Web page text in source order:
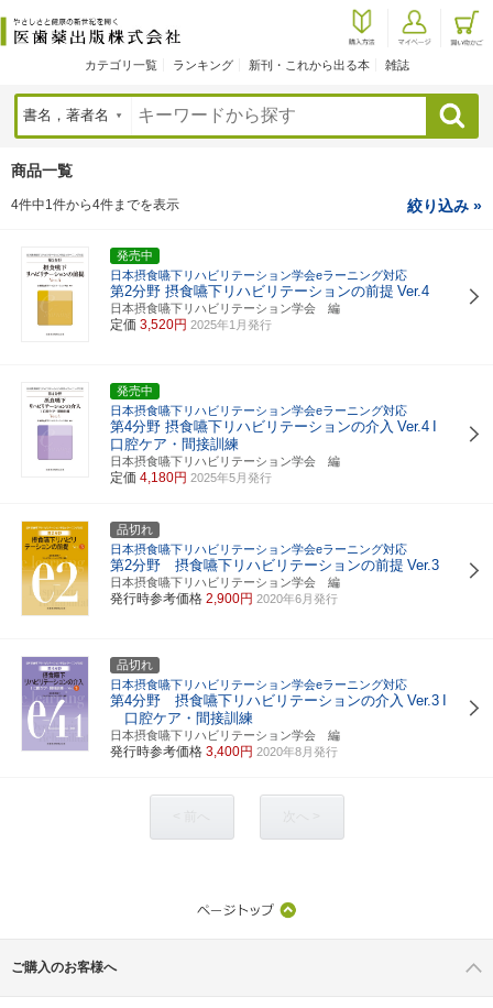
カテゴリ一覧 ランキング 新刊・これから出る本 雑誌
検索
商品一覧
4件中1件から4件までを表示 絞り込み »
発売中
日本摂食嚥下リハビリテーション学会eラーニング対応
第2分野 摂食嚥下リハビリテーションの前提 Ver.4
日本摂食嚥下リハビリテーション学会 編
定価 3,520円 2025年1月発行
発売中
日本摂食嚥下リハビリテーション学会eラーニング対応
第4分野 摂食嚥下リハビリテーションの介入 Ver.4
口腔ケア・間接訓練
日本摂食嚥下リハビリテーション学会 編
定価 4,180円 2025年5月発行
品切れ
日本摂食嚥下リハビリテーション学会eラーニング対応
第2分野 摂食嚥下リハビリテーションの前提 Ver.3
日本摂食嚥下リハビリテーション学会 編
発行時参考価格 2,900円 2020年6月発行
品切れ
日本摂食嚥下リハビリテーション学会eラーニング対応
第4分野 摂食嚥下リハビリテーションの介入 Ver.3
口腔ケア・間接訓練
日本摂食嚥下リハビリテーション学会 編
発行時参考価格 3,400円 2020年8月発行
ご購入のお客様へ